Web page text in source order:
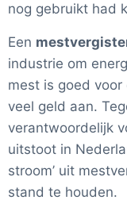
nog gebruikt had
Een
industrie om
mest is goed
veel geld aan.
verantwoordelijk
uitstoot in
stroom’ uit
stand te houden.